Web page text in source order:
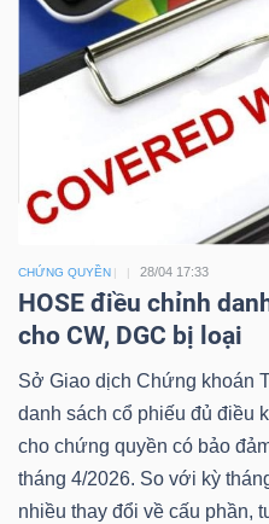
CHỨNG QUYỀN 28/04 17:33
HOSE điều chỉnh
cho CW, DGC bị loại
Sở Giao dịch Chứng khoán
danh sách cổ phiếu đủ điều
cho chứng quyền có bảo
tháng 4/2026. So với kỳ
nhiều thay đổi về cấu phần,